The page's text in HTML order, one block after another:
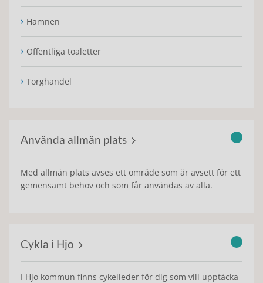
Hamnen
Offentliga toaletter
Torghandel
Använda allmän plats
Med allmän plats avses ett område som är avsett för ett
gemensamt behov och som får användas av alla.
Cykla i Hjo
I Hjo kommun finns cykelleder för dig som vill upptäcka